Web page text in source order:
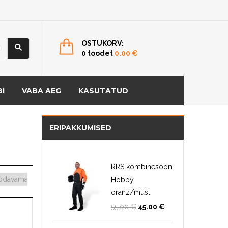
OSTUKORV:
0 toodet 0.00 €
VABA AEG KASUTATUD
ERIPAKKUMISED
RRS kombinesoon
Hobby
oranz/must
55.00€ Algne
45.00 €